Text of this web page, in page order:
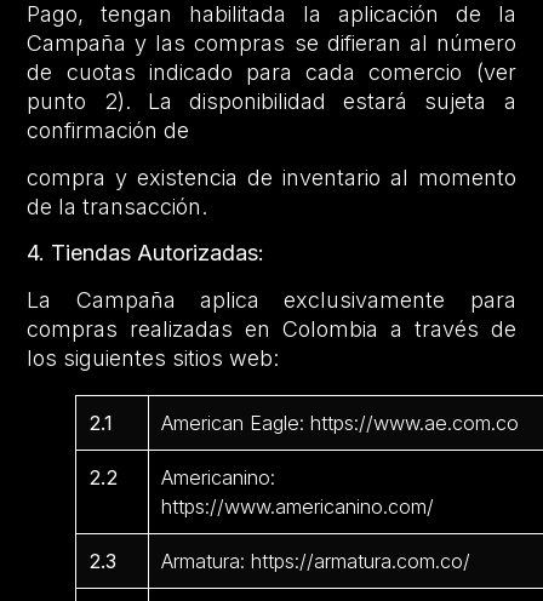
Pago, tengan habilitada la aplicación de la
Campaña y las compras se difieran al número
de cuotas indicado para cada comercio (ver
punto 2). La disponibilidad estará sujeta a
confirmación de
compra y existencia de inventario al momento
de la transacción.
4. Tiendas Autorizadas:
La Campaña aplica exclusivamente para
compras realizadas en Colombia a través de
los siguientes sitios web:
2.1 American Eagle: https://www.ae.com.co
2.2
Americanino:
https://www.americanino.com/
2.3 Armatura: https://armatura.com.co/